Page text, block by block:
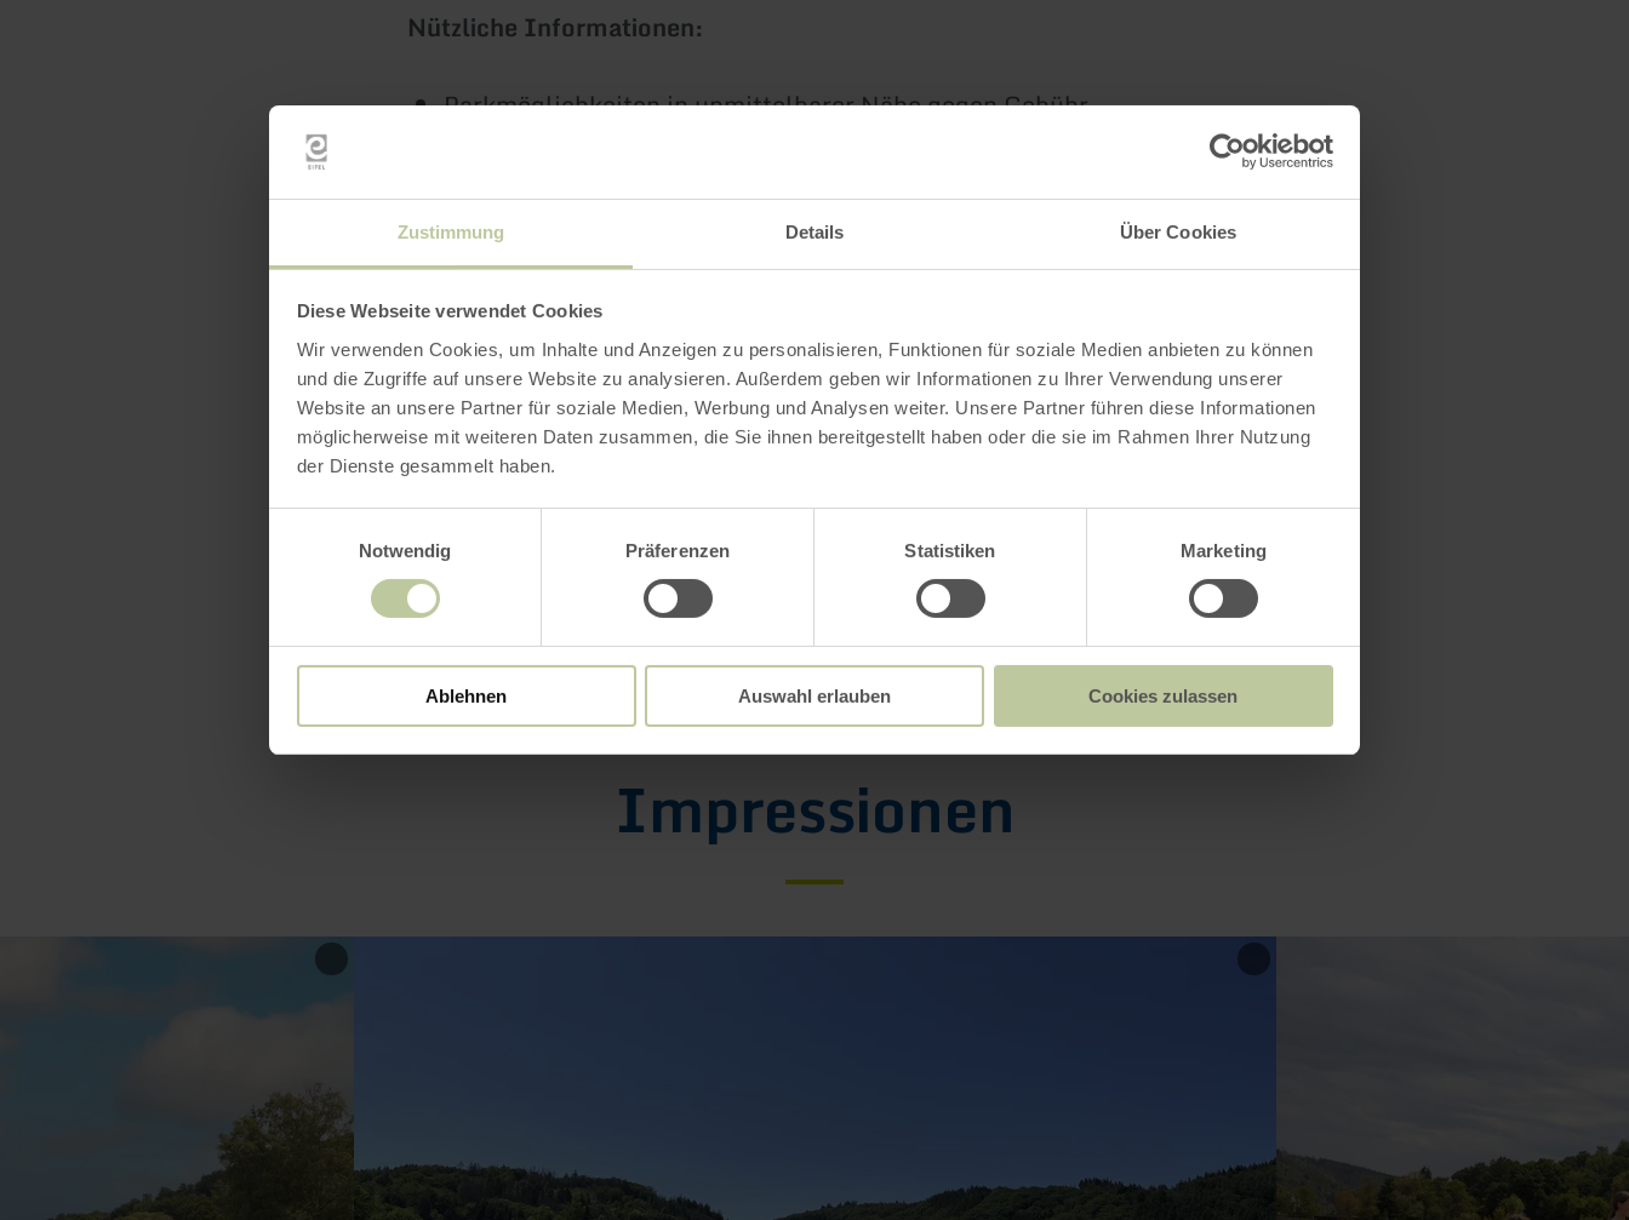
Zustimmung Details Über Cookies
Diese Webseite verwendet Cookies
Wir verwenden Cookies, um Inhalte und Anzeigen zu personalisieren, Funktionen für soziale Medien anbieten zu können
und die Zugriffe auf unsere Website zu analysieren. Außerdem geben wir Informationen zu Ihrer Verwendung unserer
Website an unsere Partner für soziale Medien, Werbung und Analysen weiter. Unsere Partner führen diese Informationen
möglicherweise mit weiteren Daten zusammen, die Sie ihnen bereitgestellt haben oder die sie im Rahmen Ihrer Nutzung
der Dienste gesammelt haben.
Notwendig
Präferenzen Statistiken Marketing
Ablehnen Auswahl erlauben Cookies zulassen
Nützliche Informationen:
Parkmöglichkeiten in unmittelbarer Nähe gegen Gebühr
Eintritt kostenfrei
Während der Sommerferien in NRW und an den Wochenenden in
Die Wasserqualität des Eiserbachsees wird regelmäßig überprüft.
Weitere Bademöglichkeiten im See gibt es im Naturerlebnisbad
Einruhr, in der Woffelsbacher Bucht und auf der Halbinsel Eschauel.
Hunde sind im Badebereich nicht erlaubt. Im oberen Teil des
Rurseezentrums dürfen Hunde an der Leine geführt werden.
Impressionen